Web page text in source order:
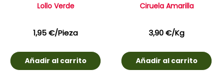
Lollo Verde
1,95€/Pieza
Añadir al carrito
Ciruela Amarilla
3,90€/Kg
Añadir al carrito